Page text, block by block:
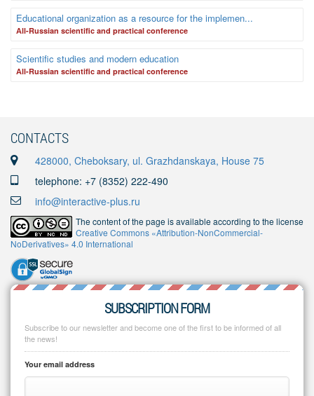
Educational organization as a resource for the implemen...
Аll-Russian scientific and practical conference
Scientific studies and modern education
Аll-Russian scientific and practical conference
CONTACTS
428000, Cheboksary, ul. Grazhdanskaya, House 75
telephone: +7 (8352) 222-490
info@interactive-plus.ru
The content of the page is available according to the license
Creative Commons «Attribution-NonCommercial-
NoDerivatives» 4.0 International
SUBSCRIPTION FORM
Subscribe to our newsletter and become one of the first to be informed of all
the news!
Your email address